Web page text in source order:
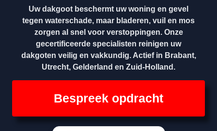
Uw dakgoot beschermt uw woning en gevel
tegen waterschade, maar bladeren, vuil en mos
zorgen al snel voor verstoppingen. Onze
gecertificeerde specialisten reinigen uw
dakgoten veilig en vakkundig. Actief in Brabant,
Utrecht, Gelderland en Zuid-Holland.
Bespreek opdracht